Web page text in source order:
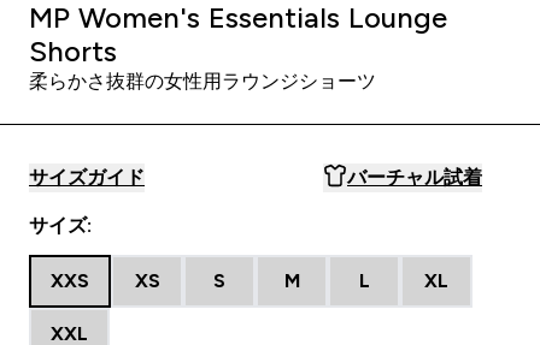
MP Women's Essentials Lounge
Shorts
柔らかさ抜群の女性用ラウンジショーツ
サイズガイド バーチャル試着
サイズ:
XXS XS S M L XL
XXL